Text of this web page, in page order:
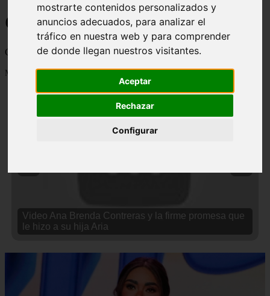
mostrarte contenidos personalizados y
anuncios adecuados, para analizar el
tráfico en nuestra web y para comprender
de donde llegan nuestros visitantes.
Aceptar
Rechazar
Configurar
Curiosidades y Sabias que
Cosas curiosas, curiosidades, noticias impactantes y mucho mas
Mostrando 1 - 24 de 2834 artículos
Video Ana Brenda Contreras y la firme promesa que
le hizo a su hija Aria